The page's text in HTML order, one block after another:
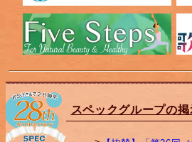
スペックグループの掲